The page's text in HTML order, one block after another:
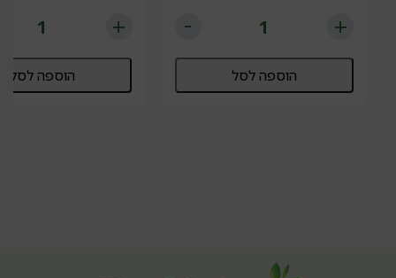
הוספה לסל הוספה לסל